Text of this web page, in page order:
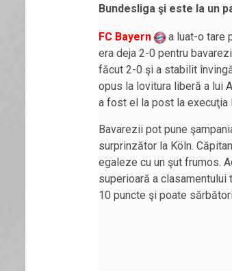
Bundesliga şi este la un
FC Bayern a luat-o tare
era deja 2-0 pentru
făcut 2-0 şi a stabilit
opus la lovitura liberă a lui
a fost el la post la execuţia
Bavarezii pot pune
surprinzător la Köln.
egaleze cu un şut frumos.
superioară a clasamentului
10 puncte şi poate